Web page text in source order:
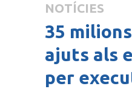
NOTÍCIES
35
ajuts als
per